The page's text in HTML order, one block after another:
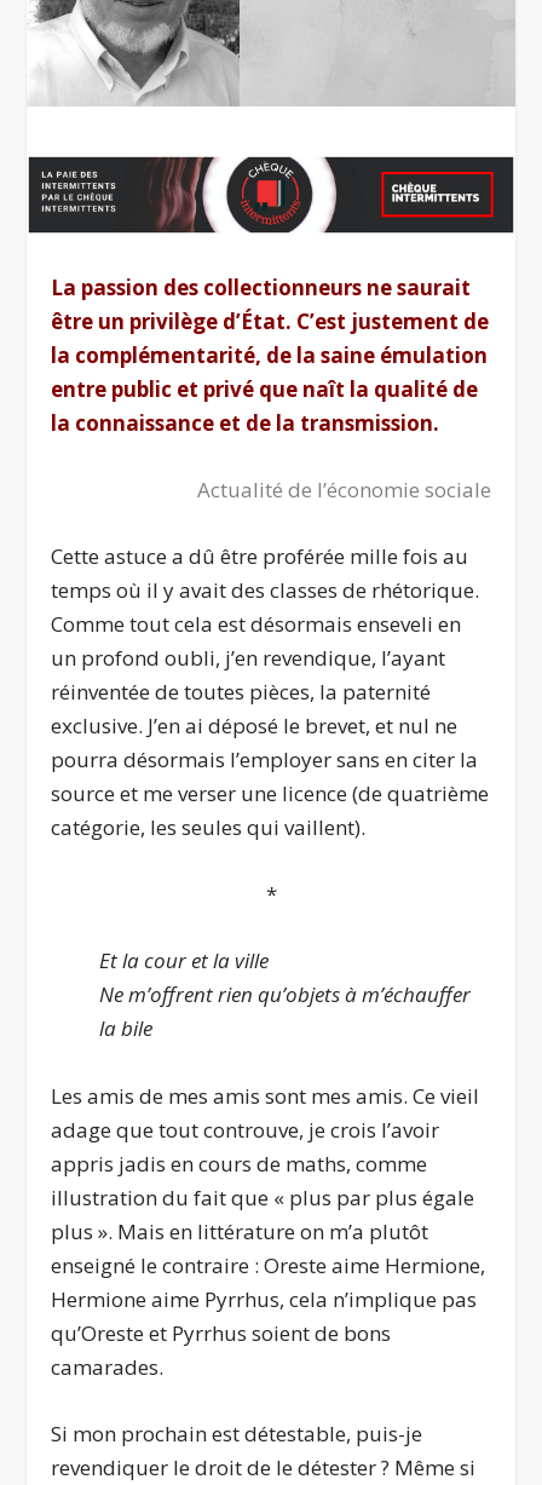
La passion des collectionneurs ne saurait
être un privilège d’État. C’est justement de
la complémentarité, de la saine émulation
entre public et privé que naît la qualité de
la connaissance et de la transmission.
Actualité de l’économie sociale
Cette astuce a dû être proférée mille fois au
temps où il y avait des classes de rhétorique.
Comme tout cela est désormais enseveli en
un profond oubli, j’en revendique, l’ayant
réinventée de toutes pièces, la paternité
exclusive. J’en ai déposé le brevet, et nul ne
pourra désormais l’employer sans en citer la
source et me verser une licence (de quatrième
catégorie, les seules qui vaillent).
*
Et la cour et la ville
Ne m’offrent rien qu’objets à m’échauffer
la bile
Les amis de mes amis sont mes amis. Ce vieil
adage que tout controuve, je crois l’avoir
appris jadis en cours de maths, comme
illustration du fait que « plus par plus égale
plus ». Mais en littérature on m’a plutôt
enseigné le contraire : Oreste aime Hermione,
Hermione aime Pyrrhus, cela n’implique pas
qu’Oreste et Pyrrhus soient de bons
camarades.
Si mon prochain est détestable, puis-je
revendiquer le droit de le détester ? Même si